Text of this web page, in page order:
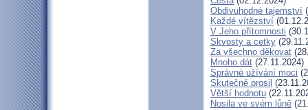
Obdivuhodné tajemství
Každé vítězství
V Jeho přítomnosti
Skvosty a cetky
Za všechno děkovat
Mnoho dát (27.11.2024)
Správné užívání moci
Skutečně prosil
Větší hodnotu
Nosila ve svém lůně